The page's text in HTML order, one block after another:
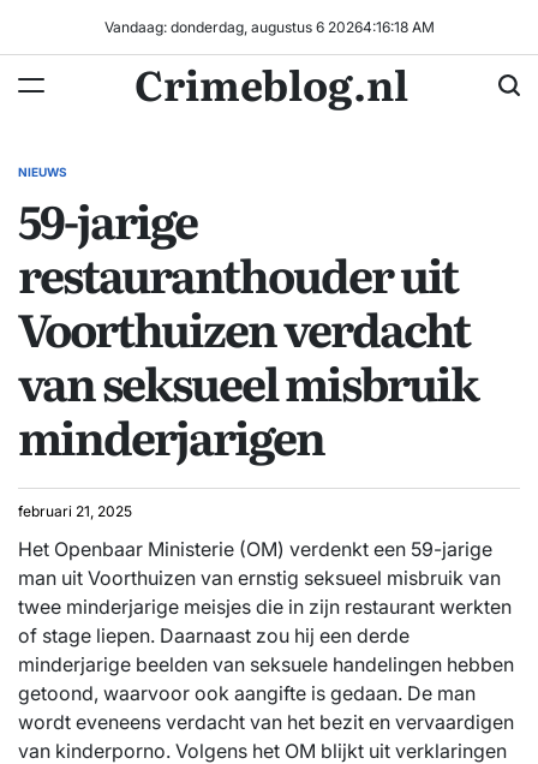
inhoud
Vandaag: donderdag, augustus 6 20264:16:19 AM
Crimeblog.nl
GEPLAATST
NIEUWS
59-jarige
restauranthouder uit
Voorthuizen verdacht
van seksueel misbruik
minderjarigen
februari 21, 2025
Het Openbaar Ministerie (OM) verdenkt een 59-jarige
man uit Voorthuizen van ernstig seksueel misbruik van
twee minderjarige meisjes die in zijn restaurant werkten
of stage liepen. Daarnaast zou hij een derde
minderjarige beelden van seksuele handelingen hebben
getoond, waarvoor ook aangifte is gedaan. De man
wordt eveneens verdacht van het bezit en vervaardigen
van kinderporno. Volgens het OM blijkt uit verklaringen